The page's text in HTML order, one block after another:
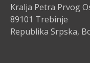
Kralja Petra Prvog
89101 Trebinje
Republika Srpska,